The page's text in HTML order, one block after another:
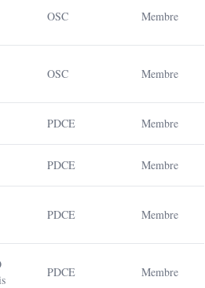
OSC Membre
OSC Membre
PDCE Membre
PDCE Membre
PDCE Membre
PDCE Membre